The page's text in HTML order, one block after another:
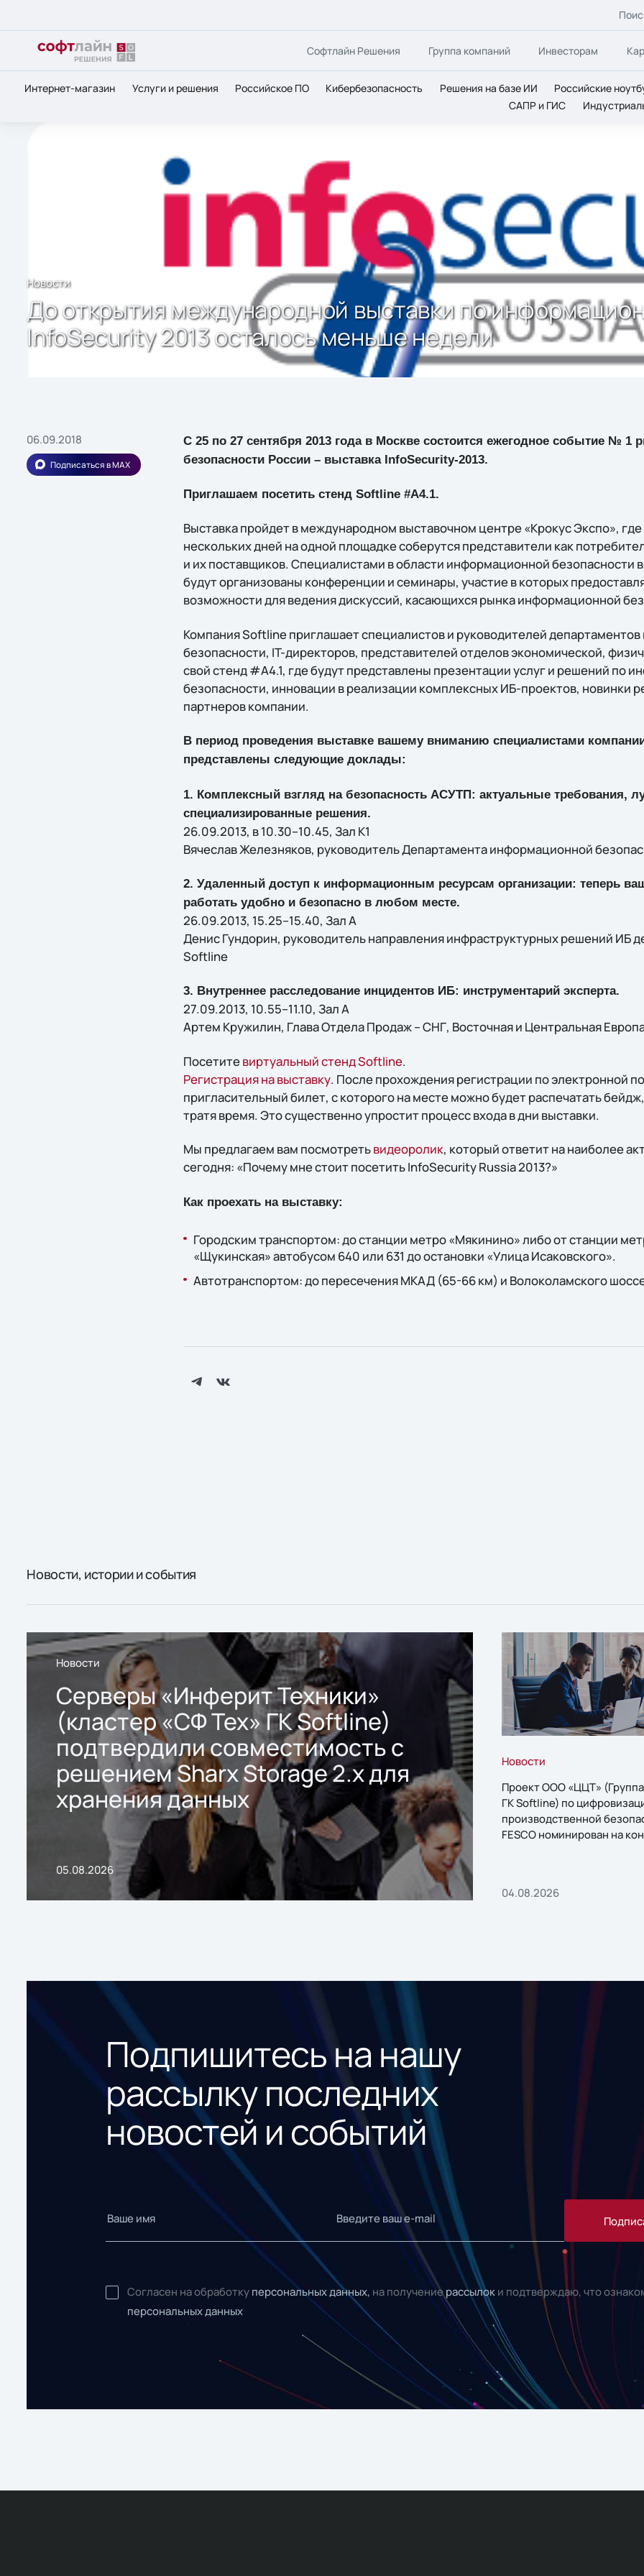
Софтлайн Решения Группа компаний Инвесторам
Интернет-магазин Услуги и решения Российское ПО Кибербезопасность Решения на базе ИИ Российские
САПР и ГИС
Новости
До открытия международной выставки по
InfoSecurity 2013 осталось меньше недели
06.09.2018
Подписаться в MAX
С 25 по 27 сентября 2013 года в Москве состоится ежегодное событие №
безопасности России – выставка InfoSecurity-2013.
Приглашаем посетить стенд Softline #А4.1.
Выставка пройдет в международном выставочном центре «Крокус Экспо»,
нескольких дней на одной площадке соберутся представители как
и их поставщиков. Специалистами в области информационной безопасности
будут организованы конференции и семинары, участие в которых
возможности для ведения дискуссий, касающихся рынка информационной
Компания Softline приглашает специалистов и руководителей
безопасности, IT-директоров, представителей отделов экономической,
свой стенд #А4.1, где будут представлены презентации услуг и решений по
безопасности, инновации в реализации комплексных ИБ-проектов, новинки
партнеров компании.
В период проведения выставке вашему вниманию специалистами
представлены следующие доклады:
1. Комплексный взгляд на безопасность АСУТП: актуальные требования,
специализированные решения.
26.09.2013, в 10.30–10.45, Зал K1
Вячеслав Железняков, руководитель Департамента информационной
2. Удаленный доступ к информационным ресурсам организации: теперь
работать удобно и безопасно в любом месте.
26.09.2013, 15.25–15.40, Зал A
Денис Гундорин, руководитель направления инфраструктурных решений ИБ
Softline
3. Внутреннее расследование инцидентов ИБ: инструментарий эксперта.
27.09.2013, 10.55–11.10, Зал A
Артeм Кружилин, Глава Отдела Продаж – СНГ, Восточная и Центральная
Посетитевиртуальный стенд Softline.
Регистрация на выставку. После прохождения регистрации по электронной
пригласительный билет, с которого на месте можно будет распечатать
тратя время. Это существенно упростит процесс входа в дни выставки.
Мы предлагаем вам посмотретьвидеоролик, который ответит на наиболее
сегодня: «Почему мне стоит посетить InfoSecurity Russia 2013?»
Как проехать на выставку:
Городским транспортом: до станции метро «Мякинино» либо от станции
«Щукинская» автобусом 640 или 631 до остановки «Улица Исаковского».
Автотранспортом: до пересечения МКАД (65-66 км) и Волоколамского
Новости, истории и события
Новости
Серверы «Инферит Техники»
(кластер «СФ Тех» ГК Softline)
подтвердили совместимость с
решением Sharx Storage 2.x для
хранения данных
05.08.2026
Новости
Проект ООО «ЦЦТ»
ГК Softline) по
производственной
FESCO номинирован на
04.08.2026
Подпишитесь на нашу
рассылку последних
новостей и событий
Согласен на обработку персональных данных, на получениерассылок и подтверждаю, что
персональных данных